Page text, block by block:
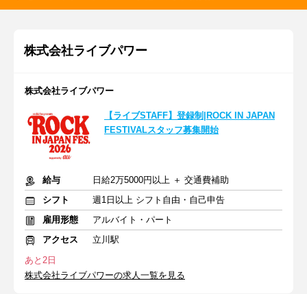
株式会社ライブパワー
株式会社ライブパワー
【ライブSTAFF】登録制|ROCK IN JAPAN
FESTIVALスタッフ募集開始
給与
日給2万5000円以上 ＋ 交通費補助
シフト
週1日以上 シフト自由・自己申告
雇用形態
アルバイト・パート
アクセス
立川駅
あと2日
株式会社ライブパワーの求人一覧を見る